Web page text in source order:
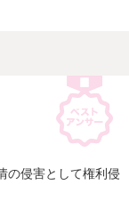
の侵害として権利侵